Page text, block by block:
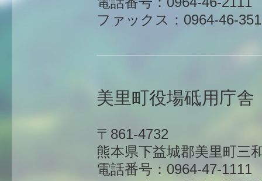
ファックス：0964-46-
美里町役場砥用庁舎
〒861-4732
熊本県下益城郡美里町三
電話番号：0964-47-1111